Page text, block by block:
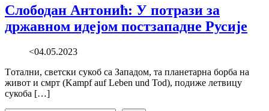
Слободан Антонић: У потрази за
државном идејом постзападне Русије
<04.05.2023
Tотални, светски сукоб са Западом, та планетарна борба на
живот и смрт (Kampf auf Leben und Tod), подиже летвицу
сукоба […]